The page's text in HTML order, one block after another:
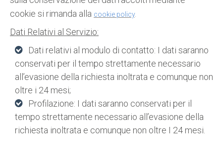
cookie si rimanda alla cookie policy.
Dati Relativi al Servizio:
Dati relativi al modulo di contatto: I dati saranno
conservati per il tempo strettamente necessario
all’evasione della richiesta inoltrata e comunque non
oltre i 24 mesi;
Profilazione: I dati saranno conservati per il
tempo strettamente necessario all’evasione della
richiesta inoltrata e comunque non oltre I 24 mesi.